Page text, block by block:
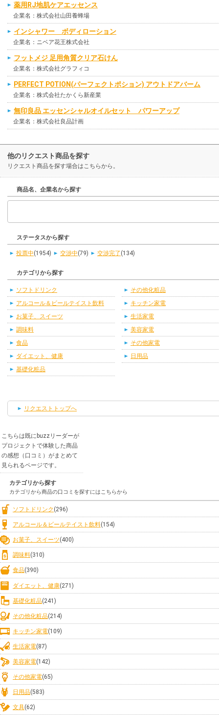
薬用RJ地肌ケアエッセンス
企業名：株式会社山田養蜂場
インシャワー ボディローション
企業名：ニベア花王株式会社
フットメジ 足用角質クリア石けん
企業名：株式会社グラフィコ
PERFECT POTION(パーフェクトポション) アウトドアバーム
企業名：株式会社たかくら新産業
無印良品 エッセンシャルオイルセット パワーアップ
企業名：株式会社良品計画
他のリクエスト商品を探す
リクエスト商品を探す場合はこちらから。
商品名、企業名から探す
ステータスから探す
投票中(1954) 交渉中(79) 交渉完了 (134)
カテゴリから探す
ソフトドリンク
アルコール＆ビールテイスト飲料
お菓子、スイーツ
調味料
食品
ダイエット、健康
基礎化粧品
その他化粧品
キッチン家電
生活家電
美容家電
その他家電
日用品
リクエストトップへ
こちらは既にbuzzリーダーが
プロジェクトで体験した商品
の感想（口コミ）がまとめて
見られるページです。
カテゴリから探す
カテゴリから商品の口コミを探すにはこちらから
ソフトドリンク (296)
アルコール＆ビールテイスト飲料(154)
お菓子、スイーツ(400)
調味料(310)
食品(390)
ダイエット、健康(271)
基礎化粧品(241)
その他化粧品(214)
キッチン家電(109)
生活家電(87)
美容家電(142)
その他家電(65)
日用品(583)
文具(62)